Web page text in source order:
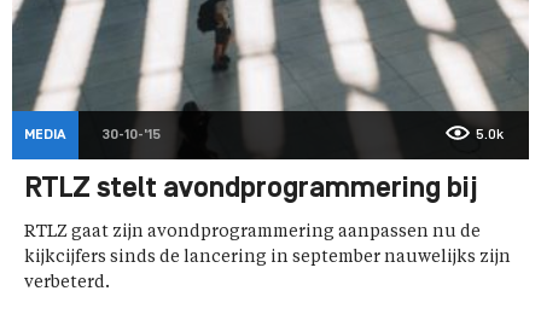
MEDIA 30-10-'15 5.0k
RTLZ stelt avondprogrammering bij
RTLZ gaat zijn avondprogrammering aanpassen nu de
kijkcijfers sinds de lancering in september nauwelijks zijn
verbeterd.